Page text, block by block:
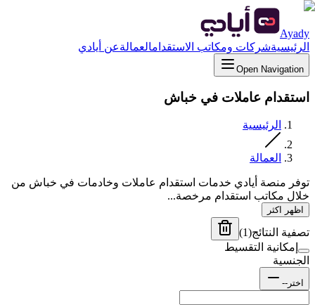
Ayady
الرئيسيةشركات ومكاتب الاستقدامالعمالةعن أيادي
Open Navigation
استقدام عاملات في خباش
الرئيسية
العمالة
توفر منصة أيادي خدمات استقدام عاملات وخادمات في خباش من
خلال مكاتب استقدام مرخصة...
اظهر اكثر
تصفية النتائج(
1
)
إمكانية التقسيط
الجنسية
اختر--